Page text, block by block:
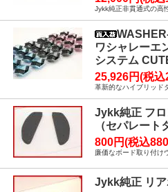
Jykk純正非貫通式の高
ワシャレーエ
システム
25,926円(税
革新的なハイブリッド
Jykk純正 フ
（セパレート
800円(税込
廉価なボード取り付け
Jykk純正 リ